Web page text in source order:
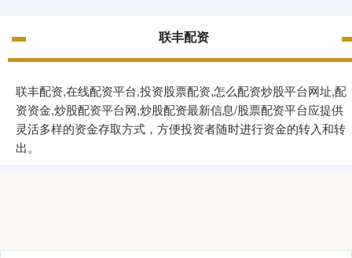
联丰配资
联丰配资,在线配资平台,投资股票配资,怎么配资炒股平台网址,配
资资金,炒股配资平台网,炒股配资最新信息/股票配资平台应提供
灵活多样的资金存取方式，方便投资者随时进行资金的转入和转
出。